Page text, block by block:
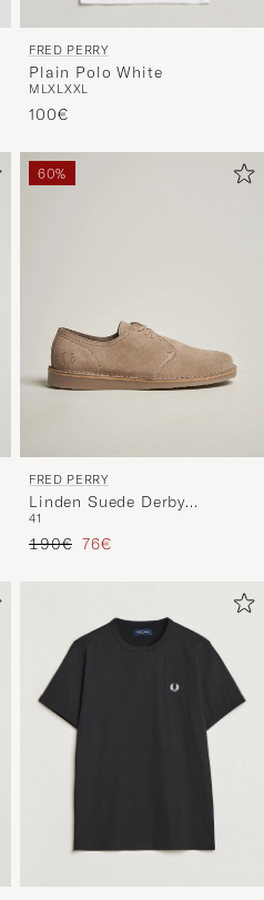
FRED PERRY
Plain Polo White
M LXLXXL
100€
60%
FRED PERRY
Linden Suede Derby
Driftwood
41
Regulärer Preis
190€ Reduzierter Preis
76€